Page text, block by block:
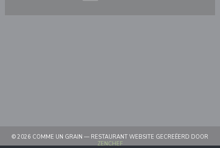
© 2026 COMME UN GRAIN — RESTAURANT WEBSITE GECREËERD DOOR
ZENCHEF((OPENT IN EEN NIEUW VENSTER))